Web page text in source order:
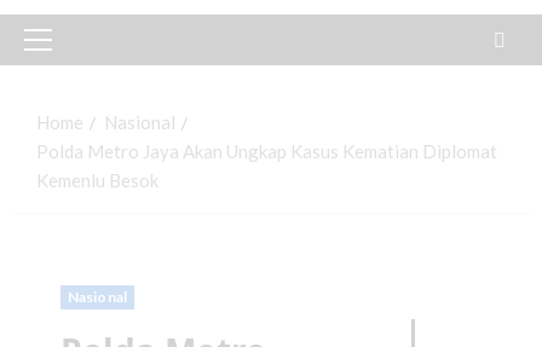
Home
Nasional
Polda Metro Jaya Akan Ungkap Kasus Kematian Diplomat
Kemenlu Besok
Nasional